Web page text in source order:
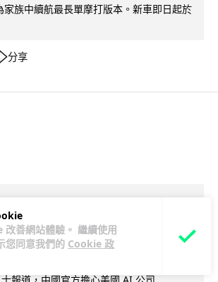
善網站體驗。 繼續使用
您同意我們的 Cookie 政
族中續航最長單摩打版本。新車即日起於
分享
國 AI 變武器 不滿
正常存取 擬列實體清單作